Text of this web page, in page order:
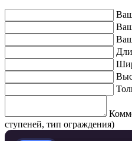
ступеней, тип ограждения)